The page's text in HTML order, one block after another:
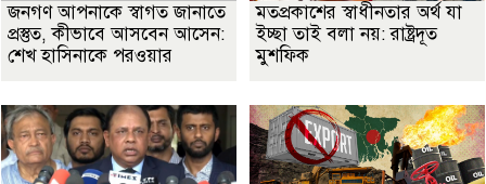
জনগণ আপনাকে স্বাগত জানাতে
প্রস্তুত, কীভাবে আসবেন আসেন:
শেখ হাসিনাকে পরওয়ার
মতপ্রকাশের স্বাধীনতার অর্থ যা
ইচ্ছা তাই বলা নয়: রাষ্ট্রদূত
মুশফিক